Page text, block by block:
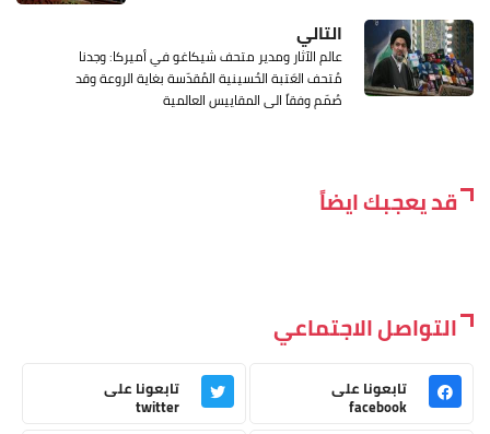
التالي
عالم الآثار ومدير متحف شيكاغو في أميركا: وجدنا
مُتحف العَتبة الحُسينية المُقدّسة بغاية الروعة وقد
صُمّم وفقاً الى المقاييس العالمية
قد يعجبك ايضاً
التواصل الاجتماعي
تابعونا على
facebook
تابعونا على
twitter